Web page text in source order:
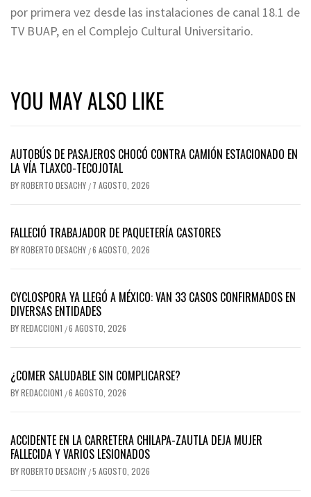
por primera vez desde las instalaciones de canal 18.1 de
TV BUAP, en el Complejo Cultural Universitario.
YOU MAY ALSO LIKE
AUTOBÚS DE PASAJEROS CHOCÓ CONTRA CAMIÓN ESTACIONADO EN
LA VÍA TLAXCO-TECOJOTAL
BYROBERTO DESACHY / 7 AGOSTO, 2026
FALLECIÓ TRABAJADOR DE PAQUETERÍA CASTORES
BYROBERTO DESACHY /6 AGOSTO, 2026
CYCLOSPORA YA LLEGÓ A MÉXICO: VAN 33 CASOS CONFIRMADOS EN
DIVERSAS ENTIDADES
BYREDACCION1 /6 AGOSTO, 2026
¿COMER SALUDABLE SIN COMPLICARSE?
BYREDACCION1 /6 AGOSTO, 2026
ACCIDENTE EN LA CARRETERA CHILAPA-ZAUTLA DEJA MUJER
FALLECIDA Y VARIOS LESIONADOS
BYROBERTO DESACHY /5 AGOSTO, 2026